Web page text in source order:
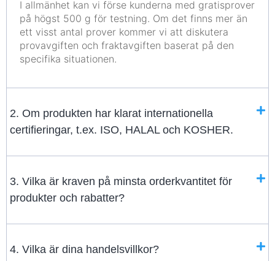
I allmänhet kan vi förse kunderna med gratisprover
på högst 500 g för testning. Om det finns mer än
ett visst antal prover kommer vi att diskutera
provavgiften och fraktavgiften baserat på den
specifika situationen.
2. Om produkten har klarat internationella
certifieringar, t.ex. ISO, HALAL och KOSHER.
3. Vilka är kraven på minsta orderkvantitet för
produkter och rabatter?
4. Vilka är dina handelsvillkor?